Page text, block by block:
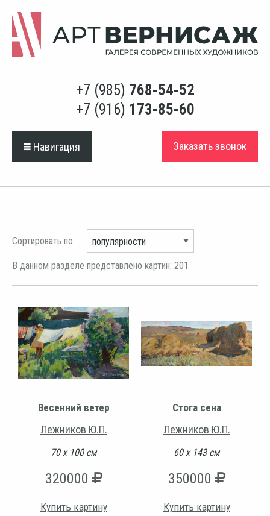
+7 (985) 768-54-52
+7 (916) 173-85-60
Навигация Заказать звонок
Сортировать по:
В данном разделе представлено картин: 201
Весенний ветер
Лежников Ю.П.
70 х 100 см
320000
Купить картину
Стога сена
Лежников Ю.П.
60 х 143 см
350000
Купить картину